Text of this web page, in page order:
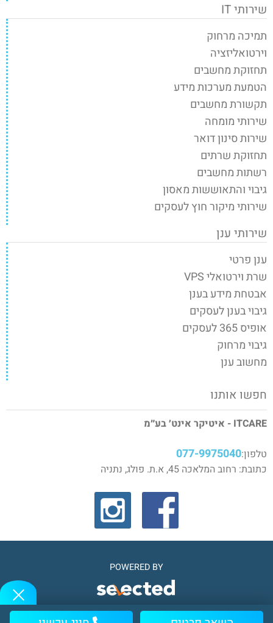
שירותי IT
תמיכה מרחוק
וירטואליזציה
תחזוקת מחשבים
הטמעת מערכות מידע
תקשורת מחשבים
שירותי מומחה
שירות סינון דואר
תחזוקת שרתים
רשתות מחשבים
גיבוי והתאוששות מאסון
שירותי מיקור חוץ לעסקים
שירותי ענן
ענן פרטי
שרת וירטואלי VPS
אבטחת מידע בענן
גיבוי בענן לעסקים
אופיס 365 לעסקים
גיבוי מרחוק
מחשוב ענן
חפשו אותנו
ITCARE - איטיקר אינט׳ בע״מ
טלפון:077-9975040
כתובת: רחוב המלאכה 45, א.ת. פולג, נתניה
POWERED BY
© 2026 כל הזכויות שמורות ל IT CARE אינט׳ בע״מ © שירותי מחשוב